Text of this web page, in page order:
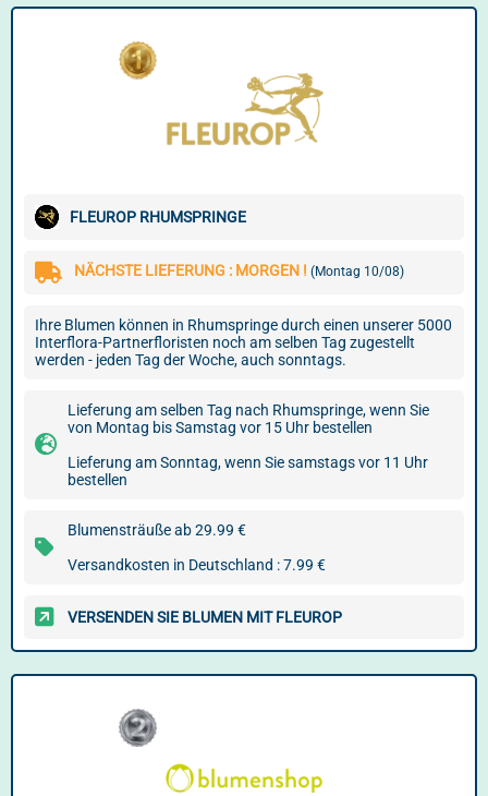
FLEUROP RHUMSPRINGE
NÄCHSTE LIEFERUNG : MORGEN ! (Montag 10/08)
Ihre Blumen können in Rhumspringe durch einen unserer 5000
Interflora-Partnerfloristen noch am selben Tag zugestellt
werden - jeden Tag der Woche, auch sonntags.
Lieferung am selben Tag nach Rhumspringe, wenn Sie
von Montag bis Samstag vor 15 Uhr bestellen
Lieferung am Sonntag, wenn Sie samstags vor 11 Uhr
bestellen
Blumensträuße ab 29.99 €
Versandkosten in Deutschland : 7.99 €
VERSENDEN SIE BLUMEN MIT FLEUROP